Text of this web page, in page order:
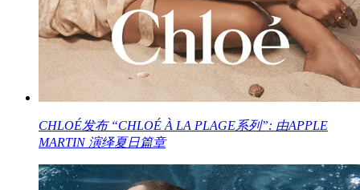
CHLOÉ发布 “CHLOÉ À LA PLAGE系列”: 由APPLE
MARTIN 演绎夏日篇章